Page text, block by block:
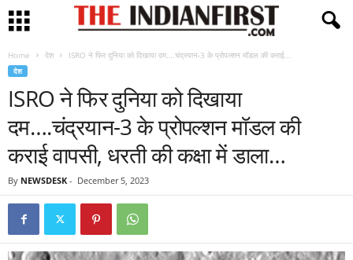
Home देश ISRO ने फिर दुनिया को दिखाया दम….चंद्रयान-3 के प्रोपल्शन मॉडल की कराई...
देश
ISRO ने फिर दुनिया को दिखाया
दम….चंद्रयान-3 के प्रोपल्शन मॉडल की
कराई वापसी, धरती की कक्षा में डाला…
By NEWSDESK - December 5, 2023